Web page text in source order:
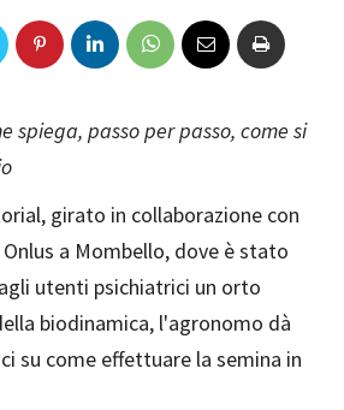
spiega, passo per passo, come si
girato in collaborazione con
a Mombello, dove è stato
utenti psichiatrici un orto
biodinamica, l'agronomo dà
su come effettuare la semina in